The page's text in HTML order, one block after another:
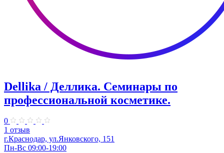
Dellika / Деллика. Семинары по
профессиональной косметике.
0
1 отзыв
г.Краснодар, ул.Янковского, 151
Пн-Вс 09:00-19:00